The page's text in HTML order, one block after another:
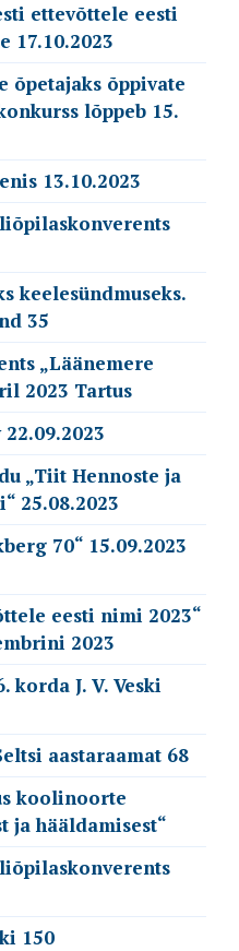
ettevõttele eesti
17.10.2023
õpetajaks õppivate
lõppeb 15.
13.10.2023
keelesündmuseks.
35
„Läänemere
2023 Tartus
„Tiit Hennoste ja
25.08.2023
70“ 15.09.2023
eesti nimi 2023“
2023
korda J. V. Veski
aastaraamat 68
koolinoorte
ja hääldamisest“
150